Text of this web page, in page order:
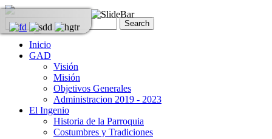
Inicio
GAD
Visión
Misión
Objetivos Generales
Administracion 2019 - 2023
El Ingenio
Historia de la Parroquia
Costumbres y Tradiciones